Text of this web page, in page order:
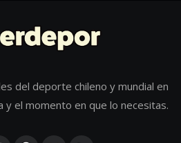
del deporte chileno y mundial en
y el momento en que lo necesitas.